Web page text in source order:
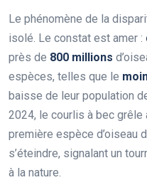
Le phénomène de la
isolé. Le constat est amer :
près de 800 millions
espèces, telles que le moi
baisse de leur population
2024, le courlis à bec
première espèce d’oiseau
s’éteindre, signalant un
à la nature.